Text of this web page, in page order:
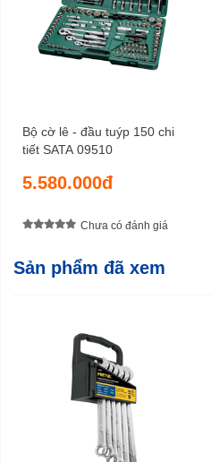
Bộ cờ lê - đầu tuýp 150 chi
tiết SATA 09510
5.580.000đ
Chưa có đánh giá
Sản phẩm đã xem